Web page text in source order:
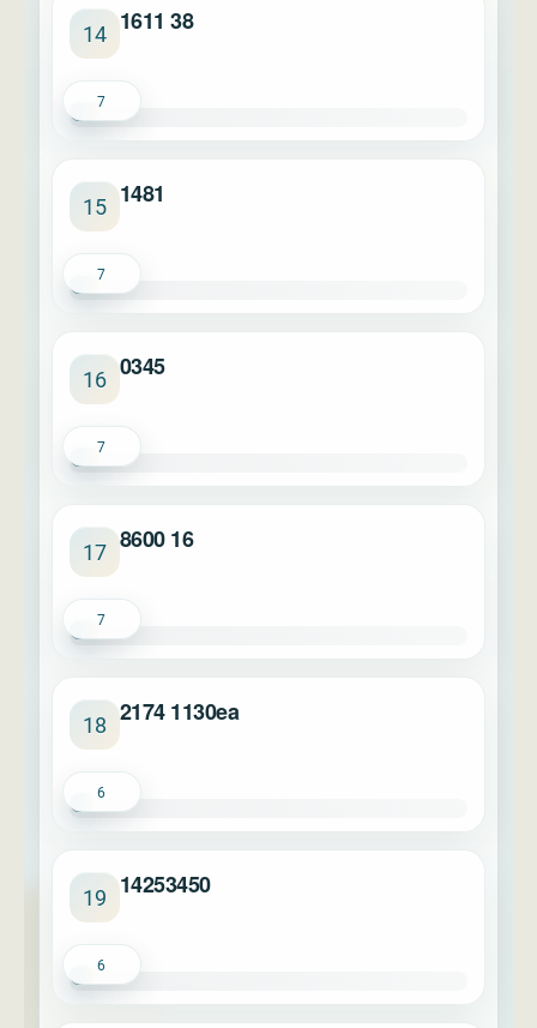
14 1611 38
7
15 1481
7
16 0345
7
17 8600 16
7
18 2174 1130ea
6
19 14253450
6